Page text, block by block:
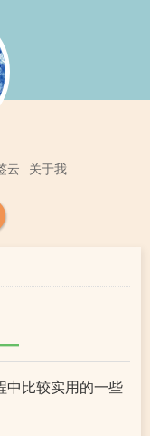
云 关于我
中比较实用的一些